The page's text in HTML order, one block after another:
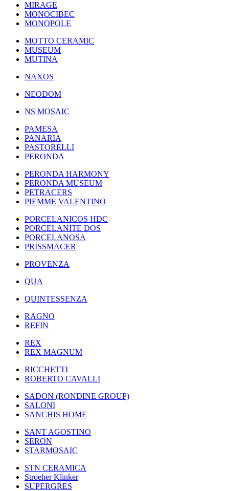
MIRAGE
MONOCIBEC
MONOPOLE
MOTTO CERAMIC
MUSEUM
MUTINA
NAXOS
NEODOM
NS MOSAIC
PAMESA
PANARIA
PASTORELLI
PERONDA
PERONDA HARMONY
PERONDA MUSEUM
PETRACERS
PIEMME VALENTINO
PORCELANICOS HDC
PORCELANITE DOS
PORCELANOSA
PRISSMACER
PROVENZA
QUA
QUINTESSENZA
RAGNO
REFIN
REX
REX MAGNUM
RICCHETTI
ROBERTO CAVALLI
SADON (RONDINE GROUP)
SALONI
SANCHIS HOME
SANT AGOSTINO
SERON
STARMOSAIC
STN CERAMICA
Stroeher Klinker
SUPERGRES